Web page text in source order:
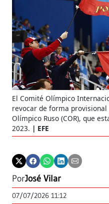
El Comité Olímpico
revocar de forma
Olímpico Ruso (COR), que
2023.
EFE
PorJosé Vilar
07/07/2026 11:12